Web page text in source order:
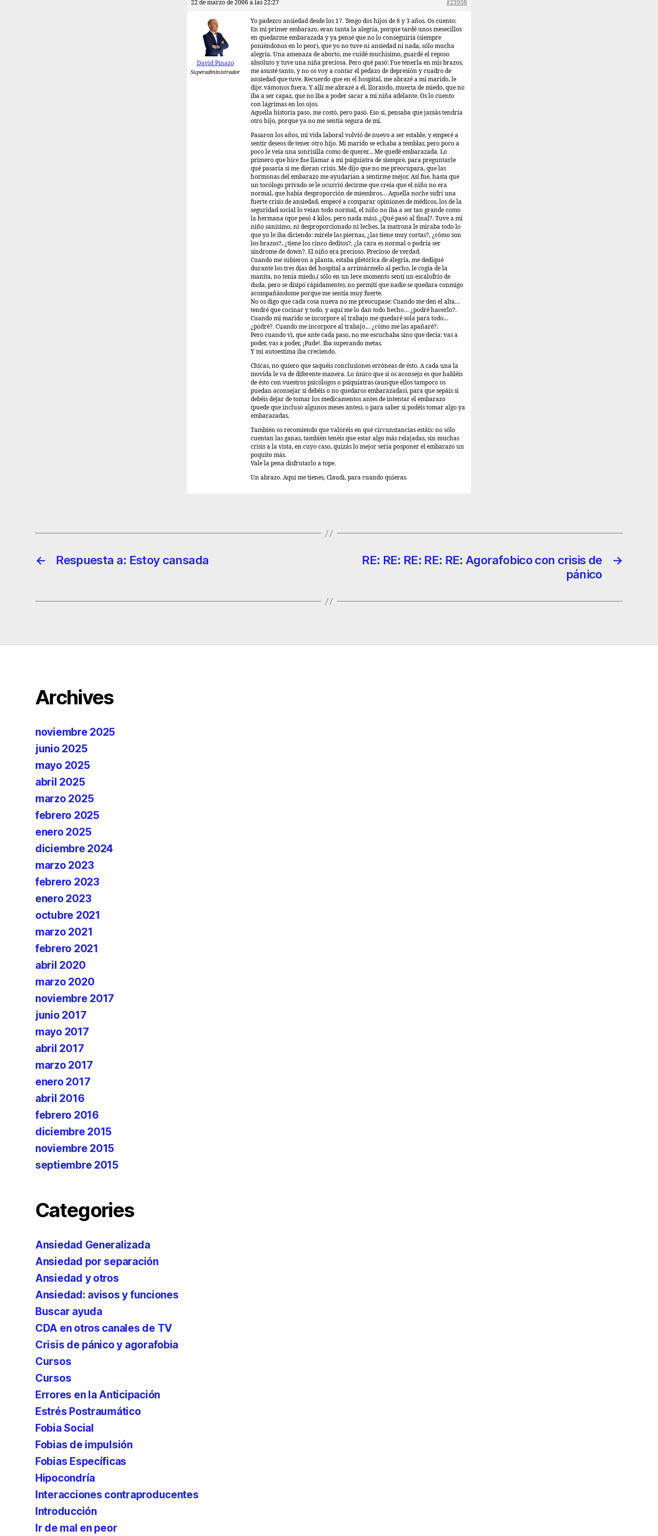
22 de marzo de 2006 a las 22:27 #23938
David Pinazo
Superadministrador
Yo padezco ansiedad desde los 17. Tengo dos hijos de 8 y 3 años. Os cuento:
En mi primer embarazo, eran tanta la alegría, porque tardé unos mesecillos
en quedarme embarazada y ya pensé que no lo conseguiría (siempre
poniéndonos en lo peor), que yo no tuve ni ansiedad ni nada, sólo mucha
alegría. Una amenaza de aborto, me cuidé muchísimo, guardé el reposo
absoluto y tuve una niña preciosa. Pero qué pasó: Fue tenerla en mis brazos,
me asusté tanto, y no os voy a contar el pedazo de depresión y cuadro de
ansiedad que tuve. Recuerdo que en el hospital, me abrazé a mi marido, le
dije: vámonos fuera. Y allí me abrazé a él, llorando, muerta de miedo, que no
iba a ser capaz, que no iba a poder sacar a mi niña adelante. Os lo cuento
con lágrimas en los ojos.
Aquella historia paso, me costó, pero pasó. Eso sí, pensaba que jamás tendría
otro hijo, porque ya no me sentía segura de mí.
Pasaron los años, mi vida laboral volvió de nuevo a ser estable, y empecé a
sentir deseos de tener otro hijo. Mi marido se echaba a temblar, pero poco a
poco le veía una sonrisilla como de querer… Me quedé embarazada. Lo
primero que hice fue llamar a mi psiquiatra de siempre, para preguntarle
qué pasaría si me dieran crisis. Me dijo que no me preocupara, que las
hormonas del embarazo me ayudarían a sentirme mejor. Así fue, hasta que
un tocólogo privado se le ocurrió decirme que creía que el niño no era
normal, que había desproporción de miembros… Aquella noche sufrí una
fuerte crisis de ansiedad, empecé a comparar opiniones de médicos, los de la
seguridad social lo veían todo normal, el niño no iba a ser tan grande como
la hermana (que pesó 4 kilos, pero nada más). ¿Qué pasó al final?. Tuve a mi
niño sanísimo, ni desproporcionado ni leches, la matrona le miraba todo lo
que yo le iba diciendo: mírele las piernas, ¿las tiene muy cortas?, ¿cómo son
los brazos?, ¿tiene los cinco deditos?, ¿la cara es normal o podría ser
síndrome de down?. El niño era precioso. Precioso de verdad.
Cuando me subieron a planta, estaba pletórica de alegría, me dediqué
durante los tres días del hospital a arrimármelo al pecho, le cogía de la
manita, no tenía miedo,( sólo en un leve momento sentí un escalofrío de
duda, pero se disipó rápidamente), no permití que nadie se quedara conmigo
acompañándome porque me sentía muy fuerte.
No os digo que cada cosa nueva no me preocupase: Cuando me den el alta…
tendré que cocinar y todo, y aquí me lo dan todo hecho… ¿podré hacerlo?.
Cuando mi marido se incorpore al trabajo me quedaré sola para todo…
¿podré?. Cuando me incorpore al trabajo… ¿cómo me las apañaré?.
Pero cuando vi, que ante cada paso, no me escuchaba sino que decía: vas a
poder, vas a poder, ¡Pude!. Iba superando metas.
Y mi autoestima iba creciendo.
Chicas, no quiero que saquéis conclusiones erróneas de ésto. A cada una la
movida le va de diferente manera. Lo único que sí os aconsejo es que habléis
de ésto con vuestros psicólogos o psiquiatras (aunque ellos tampoco os
puedan aconsejar si debéis o no quedaros embarazadas), para que sepáis si
debéis dejar de tomar los medicamentos antes de intentar el embarazo
(puede que incluso algunos meses antes), o para saber si podéis tomar algo ya
embarazadas.
También os recomiendo que valoréis en qué circunstancias estáis: no sólo
cuentan las ganas, también tenéis que estar algo más relajadas, sin muchas
crisis a la vista, en cuyo caso, quizás lo mejor sería posponer el embarazo un
poquito más.
Vale la pena disfrutarlo a tope.
Un abrazo. Aquí me tienes, Claudi, para cuando quieras.
← Respuesta a: Estoy cansada →
RE: RE: RE: RE: RE: Agorafobico con crisis de
pánico
Archives
noviembre 2025
junio 2025
mayo 2025
abril 2025
marzo 2025
febrero 2025
enero 2025
diciembre 2024
marzo 2023
febrero 2023
enero 2023
octubre 2021
marzo 2021
febrero 2021
abril 2020
marzo 2020
noviembre 2017
junio 2017
mayo 2017
abril 2017
marzo 2017
enero 2017
abril 2016
febrero 2016
diciembre 2015
noviembre 2015
septiembre 2015
Categories
Ansiedad Generalizada
Ansiedad por separación
Ansiedad y otros
Ansiedad: avisos y funciones
Buscar ayuda
CDA en otros canales de TV
Crisis de pánico y agorafobia
Cursos
Cursos
Errores en la Anticipación
Estrés Postraumático
Fobia Social
Fobias de impulsión
Fobias Específicas
Hipocondría
Interacciones contraproducentes
Introducción
Ir de mal en peor